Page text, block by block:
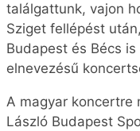
találgattunk, vajon
Sziget fellépést
Budapest és Bécs is
elnevezésű
A magyar koncertre
László Budapest